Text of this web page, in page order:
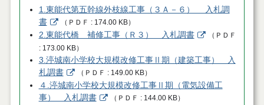
1.東能代第五幹線外枝線工事（３Ａ－６） 入札調
書
（ ＰＤＦ 174.00 KB）
2.東能代橋 補修工事（Ｒ３） 入札調書 （ ＰＤＦ
173.00 KB）
3.渟城南小学校大規模改修工事Ⅱ期（建築工事） 入
札調書
（ ＰＤＦ 149.00 KB）
４.渟城南小学校大規模改修工事Ⅱ期（電気設備工
事） 入札調書
（ ＰＤＦ 144.00 KB）